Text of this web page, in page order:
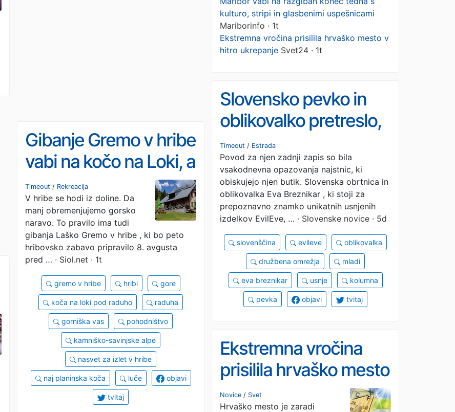
kulturo, stripi in glasbenimi uspešnicami
Mariborinfo · 1t
Ekstremna vročina prisilila hrvaško mesto v
hitro ukrepanje Svet24 · 1t
Slovensko pevko in
oblikovalko pretreslo,
kar je videla v trgovini:
»Samo, da punca dobi
svoje«
Timeout / Estrada
Povod za njen zadnji zapis so bila
vsakodnevna opazovanja najstnic, ki
obiskujejo njen butik. Slovenska obrtnica in
oblikovalka Eva Breznikar , ki stoji za
prepoznavno znamko unikatnih usnjenih
izdelkov EvilEve, … · Slovenske novice · 5d
slovenščina evileve oblikovalka
družbena omrežja mladi
eva breznikar usnje kolumna
pevka objavi tvitaj
Gibanje Gremo v hribe
vabi na kočo na Loki, a
pozor: iz doline!
Timeout / Rekreacija
V hribe se hodi iz doline. Da
manj obremenjujemo gorsko
naravo. To pravilo ima tudi
gibanja Laško Gremo v hribe , ki bo peto
hribovsko zabavo pripravilo 8. avgusta
pred … · Siol.net · 1t
gremo v hribe hribi gore
koča na loki pod raduho raduha
gorniška vas pohodništvo
kamniško-savinjske alpe
nasvet za izlet v hribe
naj planinska koča luče objavi
tvitaj
Ekstremna vročina
prisilila hrvaško mesto
v hitro ukrepanje
Novice / Svet
Hrvaško mesto je zaradi